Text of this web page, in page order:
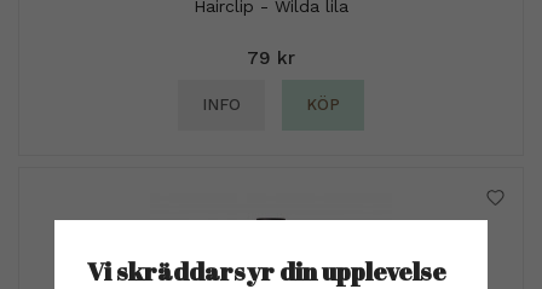
Hairclip - Wilda lila
79 kr
INFO KÖP
Vi skräddarsyr din upplevelse